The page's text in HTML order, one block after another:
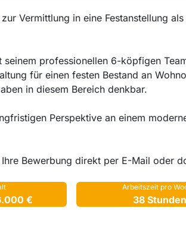
Vermittlung in eine Festanstellung als
professionellen 6-köpfigen
für einen festen Bestand an
in diesem Bereich denkbar.
Perspektive an einem
Bewerbung direkt per E-Mail oder
€
Arbeitszeit pro
38 Stunden